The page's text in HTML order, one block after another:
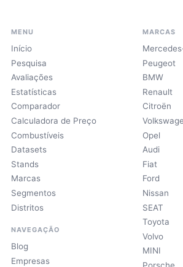
MENU
Início
Pesquisa
Avaliações
Estatísticas
Comparador
Calculadora de Preço
Combustíveis
Datasets
Stands
Marcas
Segmentos
Distritos
NAVEGAÇÃO
Blog
Empresas
MARCAS
Peugeot
BMW
Renault
Citroën
Opel
Audi
Fiat
Ford
Nissan
SEAT
Toyota
Volvo
MINI